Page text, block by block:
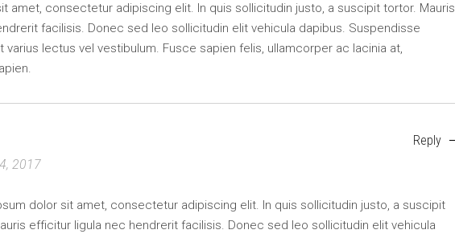
amet, consectetur adipiscing elit. In quis sollicitudin justo, a suscipit tortor. Mauris
facilisis. Donec sed leo sollicitudin elit vehicula dapibus. Suspendisse
varius lectus vel vestibulum. Fusce sapien felis, ullamcorper ac lacinia at,
Reply
2017
dolor sit amet, consectetur adipiscing elit. In quis sollicitudin justo, a suscipit
efficitur ligula nec hendrerit facilisis. Donec sed leo sollicitudin elit vehicula